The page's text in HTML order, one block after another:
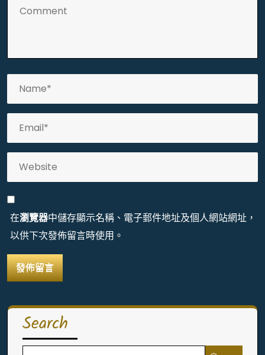
在瀏覽器中儲存顯示名稱、電子郵件地址及個人網站網址，
以供下次發佈留言時使用。
Search